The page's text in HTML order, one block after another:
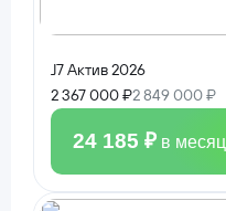
J7 Актив 2026
2 367 000 ₽2 849 000 ₽
24 185 ₽ в месяц